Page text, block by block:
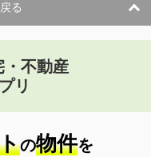
る
不動産
リ
の物件を